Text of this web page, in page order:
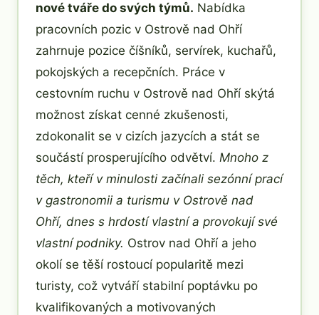
nové tváře do svých týmů. Nabídka
pracovních pozic v Ostrově nad Ohří
zahrnuje pozice číšníků, servírek, kuchařů,
pokojských a recepčních. Práce v
cestovním ruchu v Ostrově nad Ohří skýtá
možnost získat cenné zkušenosti,
zdokonalit se v cizích jazycích a stát se
součástí prosperujícího odvětví. Mnoho z
těch, kteří v minulosti začínali sezónní prací
v gastronomii a turismu v Ostrově nad
Ohří, dnes s hrdostí vlastní a provokují své
vlastní podniky. Ostrov nad Ohří a jeho
okolí se těší rostoucí popularitě mezi
turisty, což vytváří stabilní poptávku po
kvalifikovaných a motivovaných